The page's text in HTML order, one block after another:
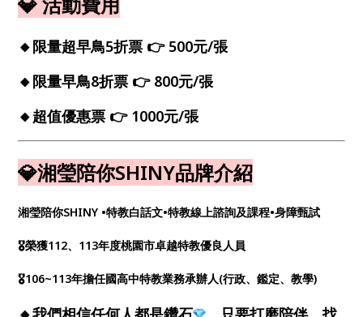
🔸限量超早鳥5折票 👉 500元/張
🔸限量早鳥8折票 👉 800元/張
🔸超值優惠票 👉 1000元/張
💎湘瑩陪你SHINY品牌介紹
湘瑩陪你SHINY •特教白話文•特教線上諮詢及課程•身障甄試
🎖️榮獲112、113年度桃園市卓越特教優良人員
🎖️106~113年擔任國高中特教業務承辦人(行政、鑑定、教學)